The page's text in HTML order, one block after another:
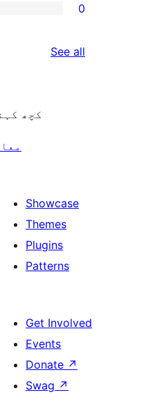
0
See all
کچھ
Showcase
Themes
Plugins
Patterns
Get Involved
Events
Donate ↗
Swag ↗